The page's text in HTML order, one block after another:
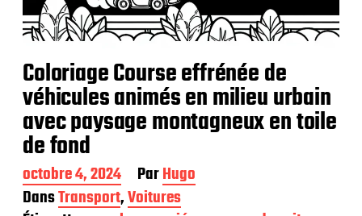
Coloriage Course effrénée de
véhicules animés en milieu urbain
avec paysage montagneux en toile
de fond
D
a
t
octobre 4, 2024 ParHugo
DansTransport,Voitures